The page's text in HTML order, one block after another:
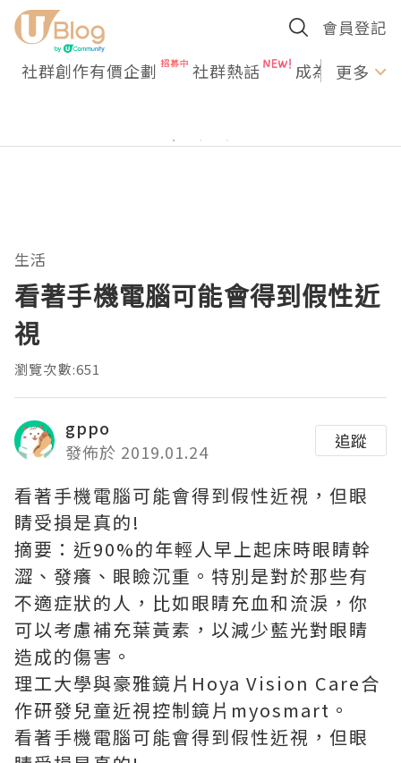
會員登記
社群創作有價企劃 社群熱話 成為U更多
生活
看著手機電腦可能會得到假性近
視
瀏覽次數:651
gppo
發佈於 2019.01.24
追蹤
看著手機電腦可能會得到假性近視，但眼
睛受損是真的!
摘要：近90%的年輕人早上起床時眼睛幹
澀、發癢、眼瞼沉重。特別是對於那些有
不適症狀的人，比如眼睛充血和流淚，你
可以考慮補充葉黃素，以減少藍光對眼睛
造成的傷害。
理工大學與豪雅鏡片Hoya Vision Care合
作研發兒童近視控制鏡片 myosmart 。
看著手機電腦可能會得到假性近視，但眼